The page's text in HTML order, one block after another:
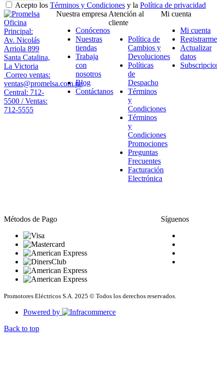
Acepto los Términos y Condiciones y la Política de privacidad
Oficina
Principal:
Av. Nicolás
Arriola 899
Santa Catalina,
La Victoria
Correo ventas:
ventas@promelsa.com.pe
Central: 712-
5500 / Ventas:
712-5555
Nuestra empresa
Conócenos
Nuestras
tiendas
Trabaja
con
nosotros
Blog
Contáctanos
Atención al
cliente
Política de
Cambios y
Devoluciones
Políticas
de
Despacho
Términos
y
Condiciones
Términos
y
Condiciones
Promociones
Preguntas
Frecuentes
Facturación
Electrónica
Mi cuenta
Mi cuenta
Registrarme
Actualizar
datos
Métodos de Pago Síguenos
Promotores Eléctricos S.A. 2025 © Todos los derechos reservados.
Powered by
Back to top